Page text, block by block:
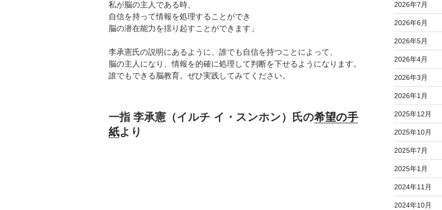
私が脳の主人である時、
自信を持って情報を処理することができ
脳の潜在能力を揺り起すことができます」
李承憲氏の説明にあるように、誰でも自信を持つことによって、
脳の主人になり、情報を的確に処理して判断を下せるようになります。
誰でもできる脳教育。ぜひ実践してみてください。
一指 李承憲（イルチ イ・スンホン）氏の希望の手
紙より
2026年7月
2026年6月
2026年5月
2026年4月
2026年3月
2026年1月
2025年12月
2025年10月
2025年7月
2025年1月
2024年11月
2024年10月